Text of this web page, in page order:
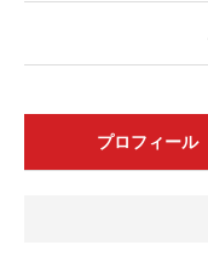
プロフィール